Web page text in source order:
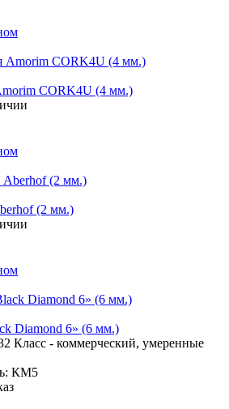
CORK4U (4 мм.)
(2 мм.)
Diamond 6» (6 мм.)
Класс - коммерческий, умеренные
КМ5